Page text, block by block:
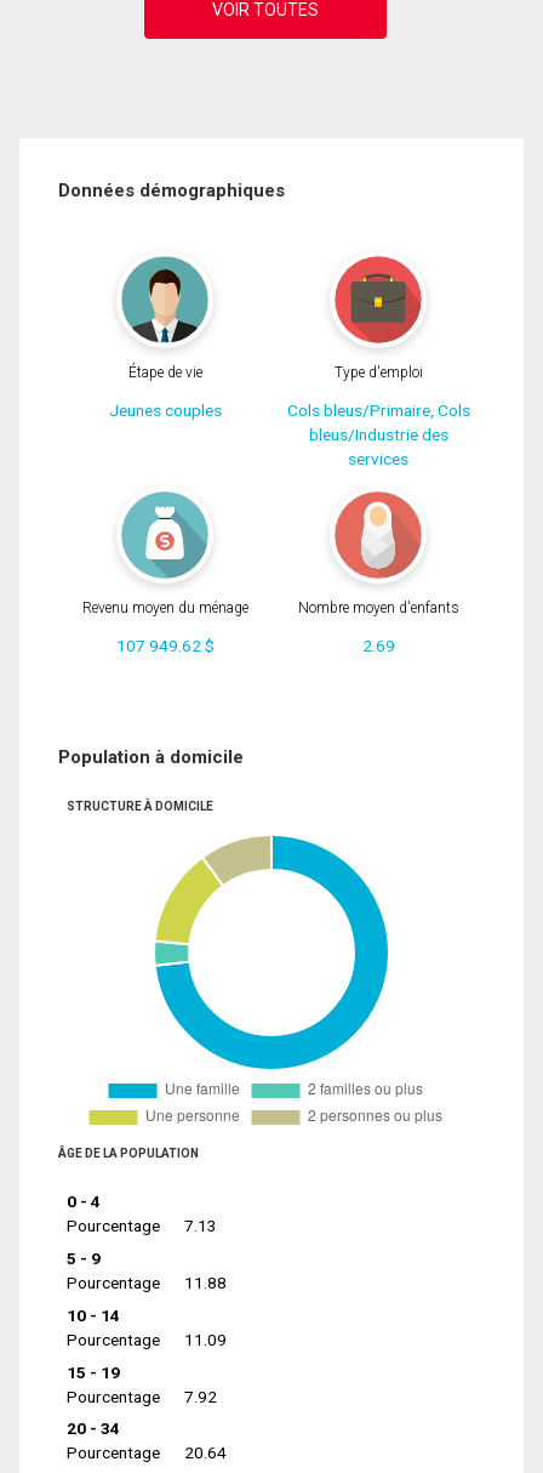
Données démographiques
Étape de vie
Jeunes couples
Type d'emploi
Cols bleus/Primaire, Cols
bleus/Industrie des
services
Revenu moyen du ménage
107 949.62 $
Nombre moyen d'enfants
2.69
Population à domicile
STRUCTURE À DOMICILE
ÂGE DE LA POPULATION
0 - 4
Pourcentage
7.13
5 - 9
Pourcentage
11.88
10 - 14
Pourcentage
11.09
15 - 19
Pourcentage
7.92
20 - 34
Pourcentage
20.64